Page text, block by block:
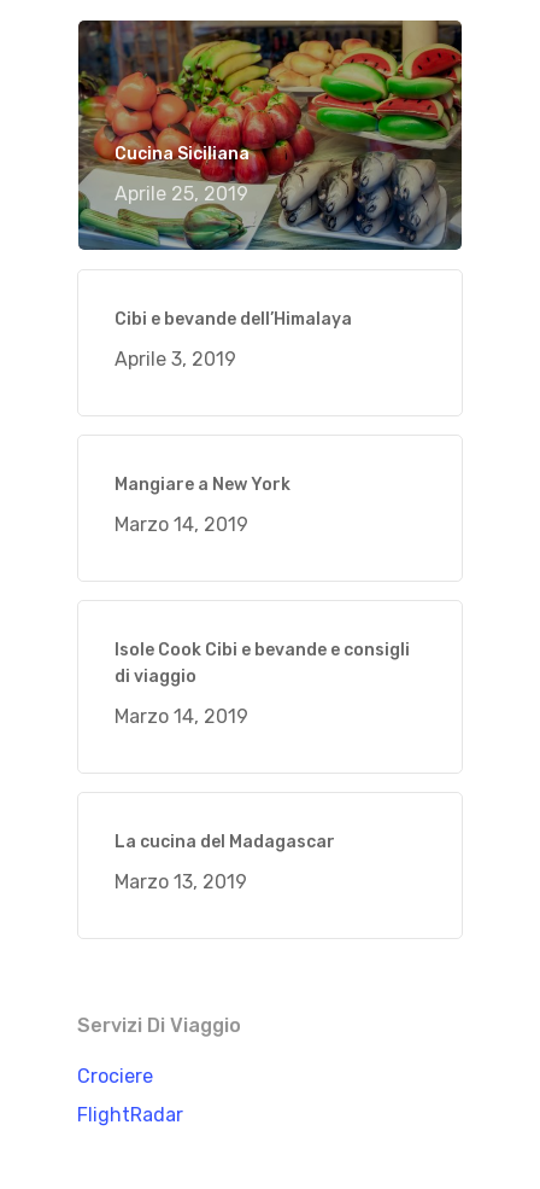
Cucina Siciliana
Aprile 25, 2019
Cibi e bevande dell’Himalaya
Aprile 3, 2019
Mangiare a New York
Marzo 14, 2019
Isole Cook Cibi e bevande e consigli
di viaggio
Marzo 14, 2019
La cucina del Madagascar
Marzo 13, 2019
Servizi Di Viaggio
Crociere
FlightRadar